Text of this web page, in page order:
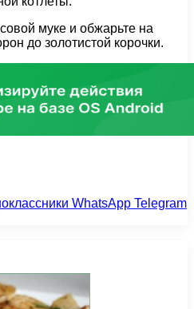
муке и обжарьте на
до золотистой корочки.
WhatsApp Telegram